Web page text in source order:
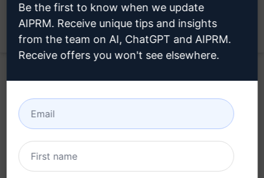
Home / AI Prompts / Copywriting Prompts / Writing
Prompts
/ Upwork Férclevél | Figyelemfelkeltő Szavak /
56,823
1 45,915
Be the first to know when we update
AIPRM. Receive unique tips and insights
from the team on AI, ChatGPT and AIPRM.
Receive offers you won't see elsewhere.